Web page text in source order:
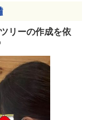
リーの作成を依